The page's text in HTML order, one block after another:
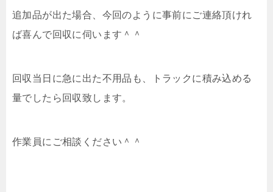
追加品が出た場合、今回のように事前にご連絡頂けれ
ば喜んで回収に伺います＾＾
回収当日に急に出た不用品も、トラックに積み込める
量でしたら回収致します。
作業員にご相談ください＾＾